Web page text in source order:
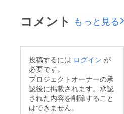
リー。 新たなアート
よろしくお願いしま
す！
） ーーーーーー ☆3
ム2日間利用権（有効
期限2018年12月まで
／ご利用日はご相談下
さい。） お礼の手
紙 特製クリアファイ
ル ーーーーーー ☆5万
応相談）火〜木ー
50000円金・祝ー
プラン10000円×時
間）（2日以内のご利
用の受付は使用日の
3ヶ月前からとなりま
コメント もっと見る
投稿するには ログイン が
必要です。
プロジェクトオーナーの承
認後に掲載されます。承認
された内容を削除すること
はできません。